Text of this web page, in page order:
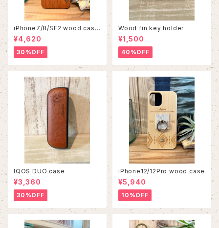
iPhone7/8/SE2 wood case
86
¥4,620
30%OFF
Wood fin key holder
¥1,500
40%OFF
IQOS DUO case
¥3,360
30%OFF
iPhone12/12Pro wood case
¥5,940
10%OFF